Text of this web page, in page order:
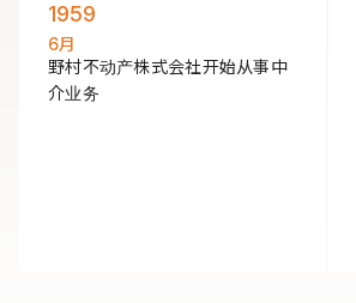
1959
6月
野村不动产株式会社开始从事中
介业务